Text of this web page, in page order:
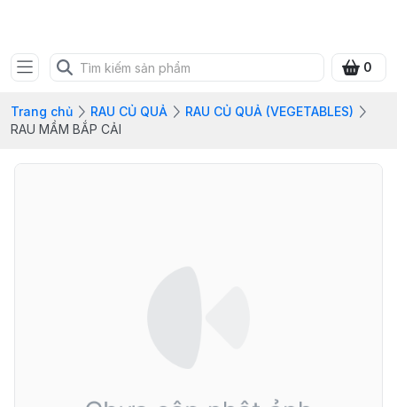
0
Trang chủ RAU CỦ QUẢ
RAU CỦ QUẢ (VEGETABLES)
RAU MẦM BẮP CẢI